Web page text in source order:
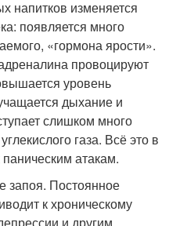
напитков изменяется
появляется много
«гормона ярости».
провоцируют
уровень
дыхание и
слишком много
газа. Всё это в
атакам.
запоя. Постоянное
к хроническому